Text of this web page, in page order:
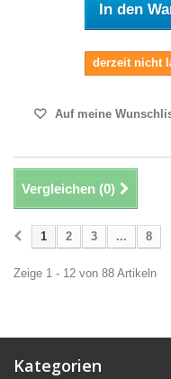
In den
derzeit nicht
Auf meine
Vergleichen (0)
1 2 3 ... 8
Zeige 1 - 12 von 88 Artikeln
Kategorien